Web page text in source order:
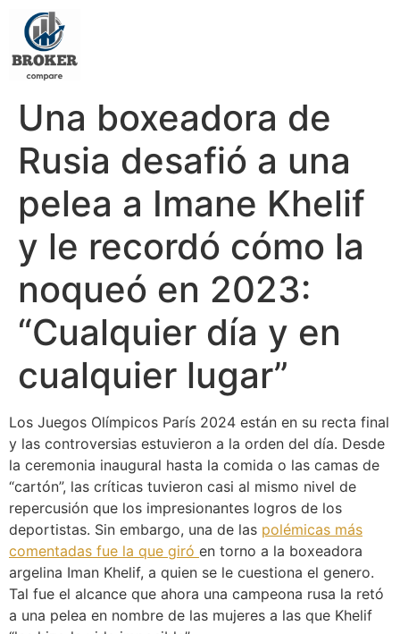
Una boxeadora de
Rusia desafió a una
pelea a Imane Khelif
y le recordó cómo la
noqueó en 2023:
“Cualquier día y en
cualquier lugar”
Los Juegos Olímpicos París 2024 están en su recta final
y las controversias estuvieron a la orden del día. Desde
la ceremonia inaugural hasta la comida o las camas de
“cartón”, las críticas tuvieron casi al mismo nivel de
repercusión que los impresionantes logros de los
deportistas. Sin embargo, una de las polémicas más
comentadas fue la que giró en torno a la boxeadora
argelina Iman Khelif, a quien se le cuestiona el genero.
Tal fue el alcance que ahora una campeona rusa la retó
a una pelea en nombre de las mujeres a las que Khelif